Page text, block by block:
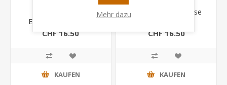
Echsenmenschen &
Zentauren
CHF 16.50
KAUFEN
Munchkin Apokalypse
CHF 16.50
KAUFEN
Mehr dazu